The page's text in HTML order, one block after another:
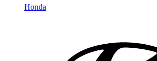
Honda